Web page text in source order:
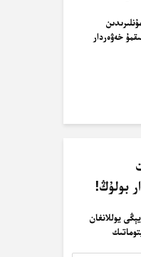
خەۋەردار
بولۇڭ!
يوللانغان